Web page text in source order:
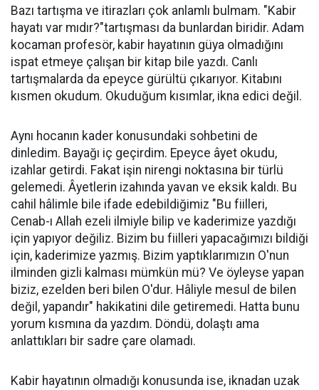
Bazı tartışma ve itirazları çok anlamlı bulmam. "Kabir
hayatı var mıdır?"tartışması da bunlardan biridir. Adam
kocaman profesör, kabir hayatının güya olmadığını
ispat etmeye çalışan bir kitap bile yazdı. Canlı
tartışmalarda da epeyce gürültü çıkarıyor. Kitabını
kısmen okudum. Okuduğum kısımlar, ikna edici değil.
Aynı hocanın kader konusundaki sohbetini de
dinledim. Bayağı iç geçirdim. Epeyce âyet okudu,
izahlar getirdi. Fakat işin nirengi noktasına bir türlü
gelemedi. Âyetlerin izahında yavan ve eksik kaldı. Bu
cahil hâlimle bile ifade edebildiğimiz "Bu fiilleri,
Cenab-ı Allah ezeli ilmiyle bilip ve kaderimize yazdığı
için yapıyor değiliz. Bizim bu fiilleri yapacağımızı bildiği
için, kaderimize yazmış. Bizim yaptıklarımızın O'nun
ilminden gizli kalması mümkün mü? Ve öyleyse yapan
biziz, ezelden beri bilen O'dur. Hâliyle mesul de bilen
değil, yapandır" hakikatini dile getiremedi. Hatta bunu
yorum kısmına da yazdım. Döndü, dolaştı ama
anlattıkları bir sadre çare olamadı.
Kabir hayatının olmadığı konusunda ise, iknadan uzak